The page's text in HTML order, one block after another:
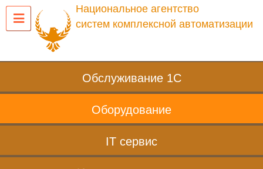
Национальное агентство
систем комплексной автоматизации
Обслуживание 1С
Оборудование
IT сервис